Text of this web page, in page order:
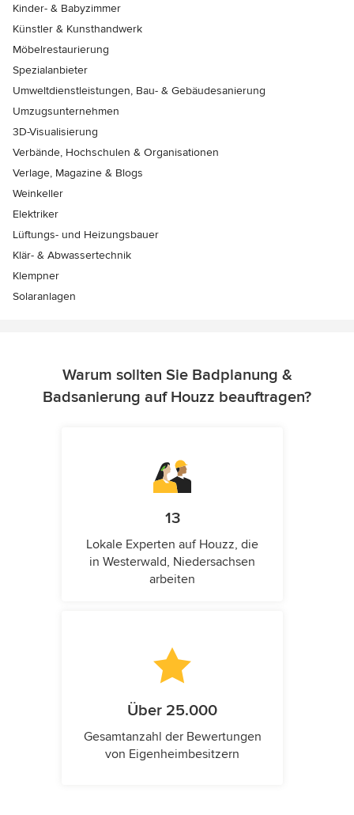
Kinder- & Babyzimmer
Künstler & Kunsthandwerk
Möbelrestaurierung
Spezialanbieter
Umweltdienstleistungen, Bau- & Gebäudesanierung
Umzugsunternehmen
3D-Visualisierung
Verbände, Hochschulen & Organisationen
Verlage, Magazine & Blogs
Weinkeller
Elektriker
Lüftungs- und Heizungsbauer
Klär- & Abwassertechnik
Klempner
Solaranlagen
Warum sollten Sie Badplanung &
Badsanierung auf Houzz beauftragen?
13
Lokale Experten auf Houzz, die
in Westerwald, Niedersachsen
arbeiten
Über 25.000
Gesamtanzahl der Bewertungen
von Eigenheimbesitzern